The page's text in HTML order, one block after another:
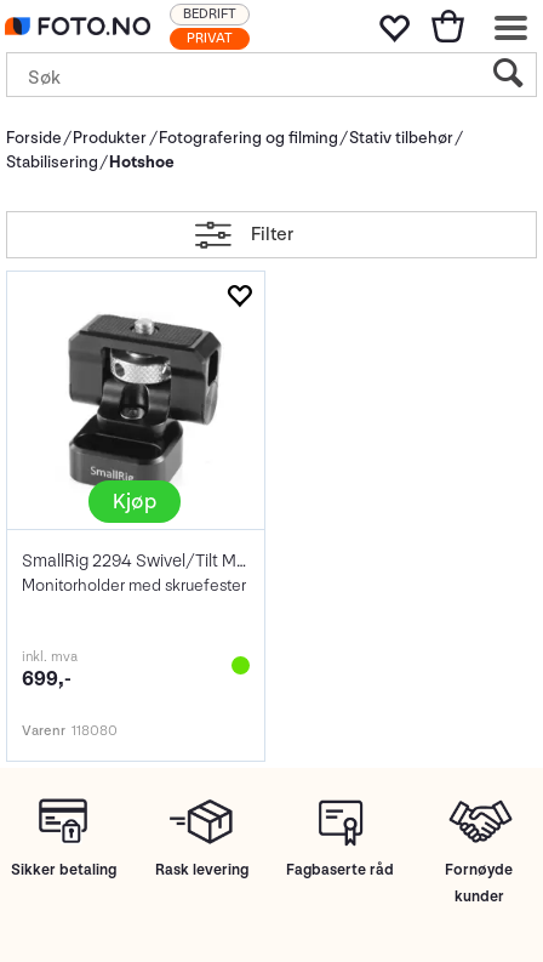
PRIVAT
BEDRIFT
Forside Produkter Fotografering og filming Stativ tilbehør
Stabilisering
Hotshoe
Filter
Kjøp
SmallRig 2294 Swivel/Tilt Monitor Mount
Monitorholder med skruefester
inkl. mva
699,-
Varenr 118080
Sikker betaling Rask levering Fagbaserte råd
Fornøyde
kunder